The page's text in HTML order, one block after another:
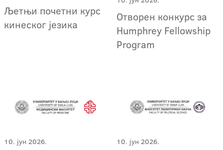
Љетњи почетни курс
кинеског језика
Отворен конкурс за
Humphrey Fellowship
Program
10. јун 2026. 10. јун 2026.